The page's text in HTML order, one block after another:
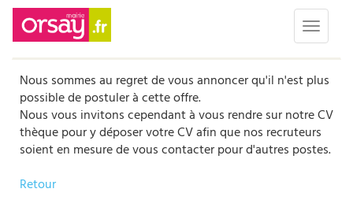
Toggle
Nous sommes au regret de vous annoncer qu'il n'est plus
possible de postuler à cette offre.
Nous vous invitons cependant à vous rendre sur notre CV
thèque pour y déposer votre CV afin que nos recruteurs
soient en mesure de vous contacter pour d'autres postes.
Retour